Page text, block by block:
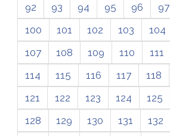
92
93 94 95 96 97
100
101 102 103 104
107
108 109 110 111
114
115 116 117 118
121
122 123 124 125
128
129 130 131 132